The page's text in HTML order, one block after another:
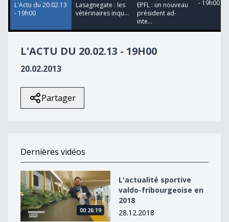
L'Actu du 20.02.13
- 19h00
Lasagnegate : les
vétérinaires inqu...
EPFL : un nouveau
président ad-
inte...
- 19h00
L'ACTU DU 20.02.13 - 19H00
20.02.2013
Partager
Dernières vidéos
L&#039;actualité sportive valdo-fribourgeoise en 2018
00:26:19
L'actualité sportive
valdo-fribourgeoise en
2018
28.12.2018